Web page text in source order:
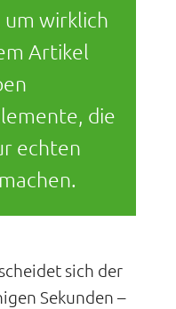
wirklich
Artikel
die
echten
sich der
Sekunden –